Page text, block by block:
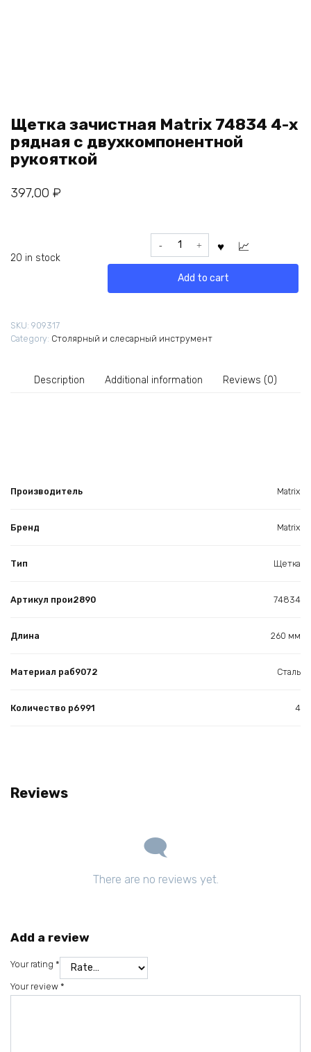
Щетка зачистная Matrix 74834 4-х
рядная с двухкомпонентной
рукояткой
397,00 ₽
20 in stock
Щетка
зачистная
с
quantity
Add to cart
SKU: 909317
Category: Столярный и слесарный инструмент
Description Additional information Reviews (0)
Производитель Matrix
Бренд Matrix
Тип Щетка
Артикул прои2890 74834
Длина 260 мм
Материал раб9072 Сталь
Количество р6991 4
Reviews
There are no reviews yet.
Add a review
Your rating *
Your review *